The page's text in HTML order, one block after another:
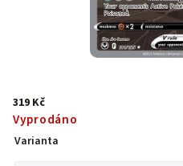
319 Kč
Vyprodáno
Varianta